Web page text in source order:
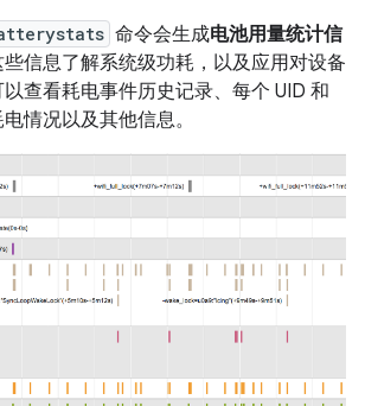
命令会生成电池用量统计信
些信息了解系统级功耗，以及应用对设备
查看耗电事件历史记录、每个 UID 和
情况以及其他信息。